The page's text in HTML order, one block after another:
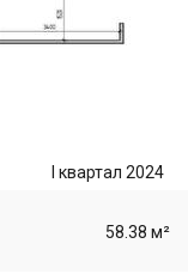
I квартал 2024
58.38 м²